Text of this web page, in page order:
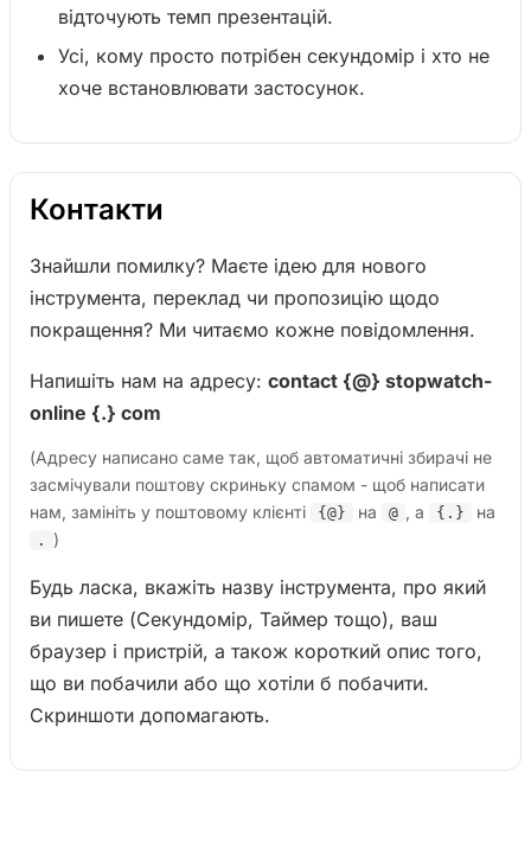
відточують темп презентацій.
Усі, кому просто потрібен секундомір і хто не
хоче встановлювати застосунок.
Контакти
Знайшли помилку? Маєте ідею для нового
інструмента, переклад чи пропозицію щодо
покращення? Ми читаємо кожне повідомлення.
Напишіть нам на адресу: contact {@} stopwatch-
online {.} com
(Адресу написано саме так, щоб автоматичні збирачі не
засмічували поштову скриньку спамом - щоб написати
нам, замініть у поштовому клієнті
{@} на @ , а {.} на
. )
Будь ласка, вкажіть назву інструмента, про який
ви пишете (Секундомір, Таймер тощо), ваш
браузер і пристрій, а також короткий опис того,
що ви побачили або що хотіли б побачити.
Скриншоти допомагають.